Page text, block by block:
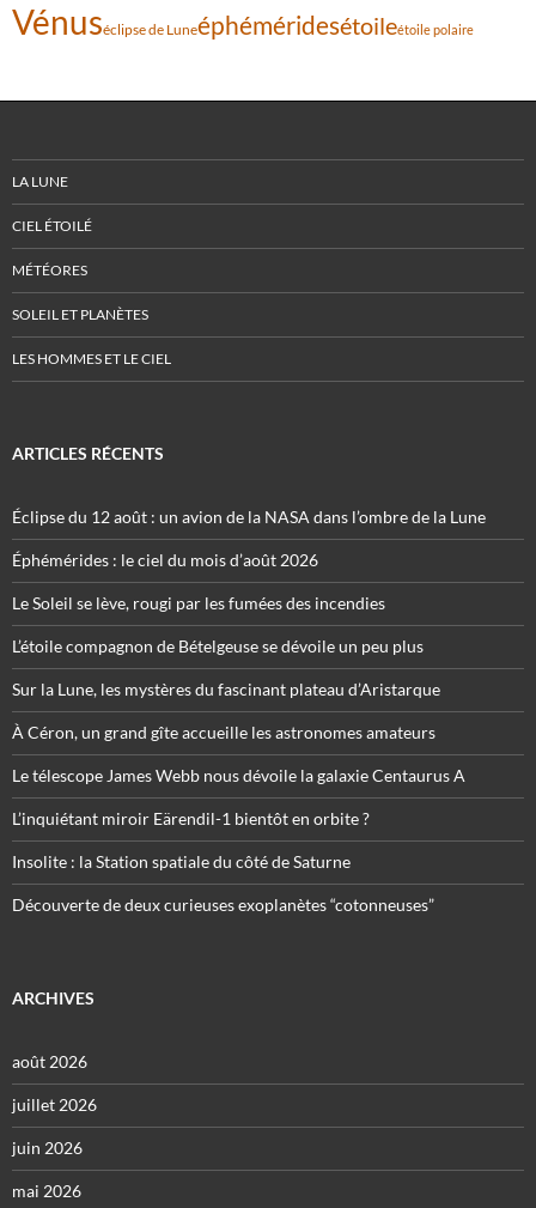
Vénuséclipse de Luneéphéméridesétoileétoile polaire
LA LUNE
CIEL ÉTOILÉ
MÉTÉORES
SOLEIL ET PLANÈTES
LES HOMMES ET LE CIEL
ARTICLES RÉCENTS
Éclipse du 12 août : un avion de la NASA dans l’ombre de la Lune
Éphémérides : le ciel du mois d’août 2026
Le Soleil se lève, rougi par les fumées des incendies
L’étoile compagnon de Bételgeuse se dévoile un peu plus
Sur la Lune, les mystères du fascinant plateau d’Aristarque
À Céron, un grand gîte accueille les astronomes amateurs
Le télescope James Webb nous dévoile la galaxie Centaurus A
L’inquiétant miroir Eärendil-1 bientôt en orbite ?
Insolite : la Station spatiale du côté de Saturne
Découverte de deux curieuses exoplanètes “cotonneuses”
ARCHIVES
août 2026
juillet 2026
juin 2026
mai 2026